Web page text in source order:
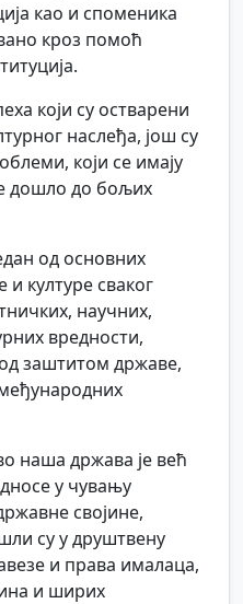
као и споменика
кроз помоћ
који су остварени
наслеђа, још су
који се имају
дошло до бољих
од основних
и културе сваког
научних,
вредности,
заштитом државе,
наша држава је већ
у чувању
својине,
су у друштвену
и права ималаца,
и ширих